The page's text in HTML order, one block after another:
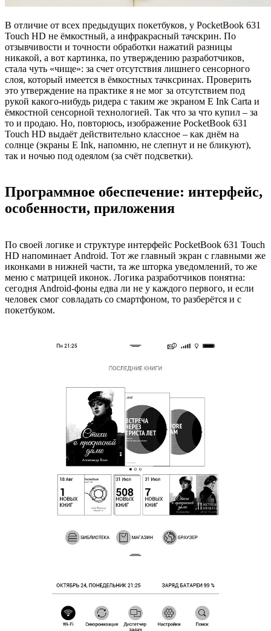
В отличие от всех предыдущих покетбуков, у PocketBook 631
Touch HD не ёмкостный, а инфракрасный тачскрин. По
отзывчивости и точности обработки нажатий разницы
никакой, а вот картинка, по утверждению разработчиков,
стала чуть «чище»: за счет отсутствия лишнего сенсорного
слоя, который имеется в ёмкостных тачксринах. Проверить
это утверждение на практике я не мог за отсутствием под
рукой какого-нибудь ридера с таким же экраном E Ink Carta и
ёмкостной сенсорной технологией. Так что за что купил – за
то и продаю. Но, повторюсь, изображение PocketBook 631
Touch HD выдаёт действительно классное – как днём на
солнце (экраны E Ink, напомню, не слепнут и не бликуют),
так и ночью под одеялом (за счёт подсветки).
Программное обеспечение: интерфейс,
особенности, приложения
По своей логике и структуре интерфейс PocketBook 631 Touch
HD напоминает Android. Тот же главный экран с главными же
иконками в нижней части, та же шторка уведомлений, то же
меню с матрицей иконок. Логика разработчиков понятна:
сегодня Android-фоны едва ли не у каждого первого, и если
человек смог совладать со смартфоном, то разберётся и с
покетбуком.